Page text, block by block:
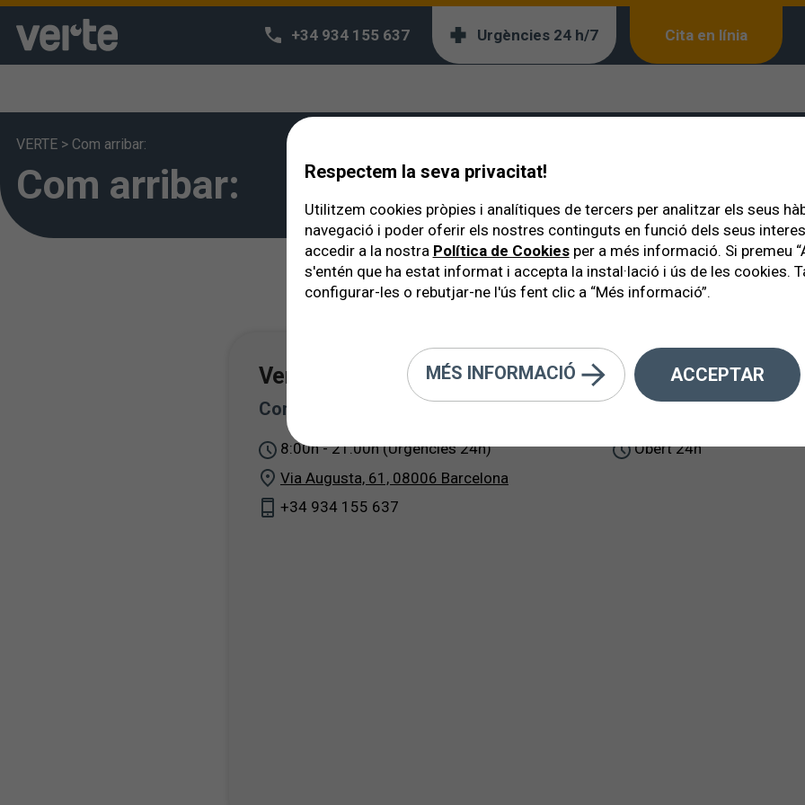
+34 934 155 637 Urgències 24 h/7 Cita en línia
VERTE > Com arribar:
Com arribar:
Verte 1
Consultes Oftalmologia
8:00h - 21:00h (Urgències 24h)
Via Augusta, 61, 08006 Barcelona
+34 934 155 637
Urgències
Obert 24h
Respectem la seva privacitat!
Utilitzem cookies pròpies i analítiques de tercers per analitzar els seus
navegació i poder oferir els nostres continguts en funció dels seus
accedir a la nostra Política de Cookiesper a més informació. Si premeu
s'entén que ha estat informat i accepta la instal·lació i ús de les cookies.
configurar-les o rebutjar-ne l'ús fent clic a “Més informació”.
MÉS INFORMACIÓ ACCEPTAR